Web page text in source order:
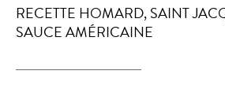
RECETTE HOMARD, SAINT
SAUCE AMÉRICAINE